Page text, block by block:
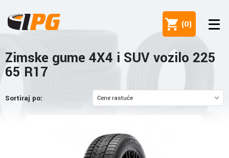
(0)
Zimske gume 4X4 i SUV vozilo 225
65 R17
Sortiraj po: